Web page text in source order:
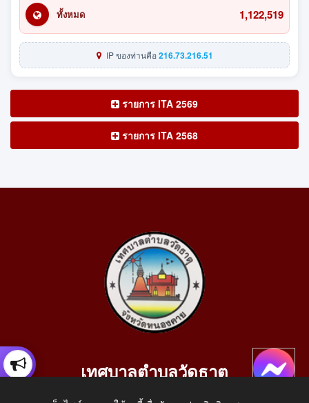
ทั้งหมด 1,122,519
IP ของท่านคือ216.73.216.51
รายการ ITA 2569
รายการ ITA 2568
เทศบาลตำบลวัดธาตุ